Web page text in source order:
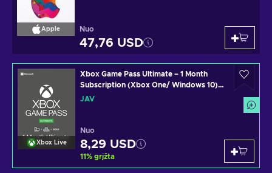
Apple Nuo
47,76 USD
Xbox Live
Xbox Game Pass Ultimate – 1 Month
Subscription (Xbox One/ Windows 10)
non-stackable Xbox Live Key UNITED
JAV
Nuo
8,29 USD
11% grįžta